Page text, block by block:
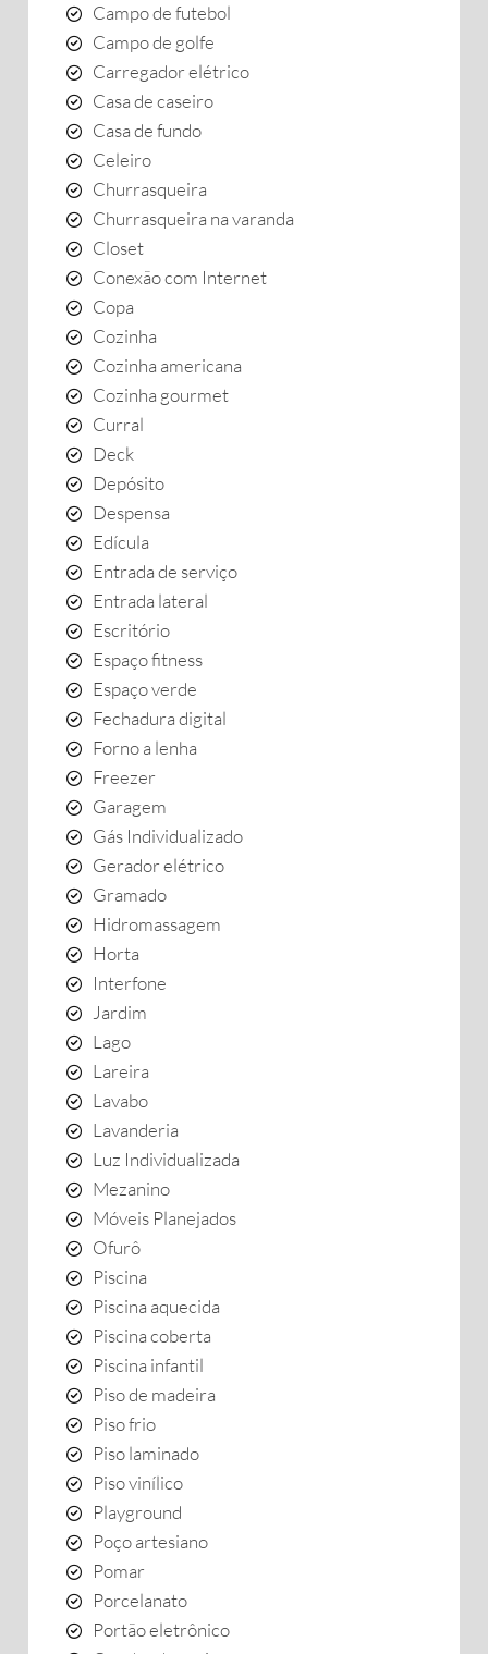
Campo de futebol
Campo de golfe
Carregador elétrico
Casa de caseiro
Casa de fundo
Celeiro
Churrasqueira
Churrasqueira na varanda
Closet
Conexão com Internet
Copa
Cozinha
Cozinha americana
Cozinha gourmet
Curral
Deck
Depósito
Despensa
Edícula
Entrada de serviço
Entrada lateral
Escritório
Espaço fitness
Espaço verde
Fechadura digital
Forno a lenha
Freezer
Garagem
Gás Individualizado
Gerador elétrico
Gramado
Hidromassagem
Horta
Interfone
Jardim
Lago
Lareira
Lavabo
Lavanderia
Luz Individualizada
Mezanino
Móveis Planejados
Ofurô
Piscina
Piscina aquecida
Piscina coberta
Piscina infantil
Piso de madeira
Piso frio
Piso laminado
Piso vinílico
Playground
Poço artesiano
Pomar
Porcelanato
Portão eletrônico